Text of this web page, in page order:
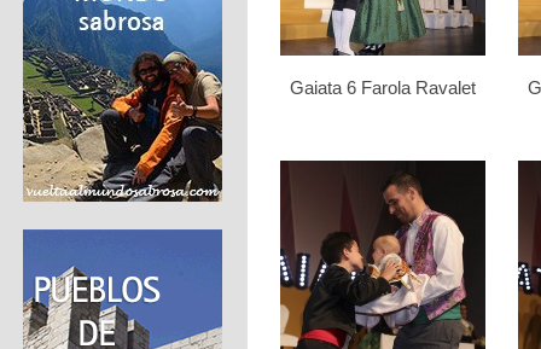
Gaiata 6 Farola Ravalet